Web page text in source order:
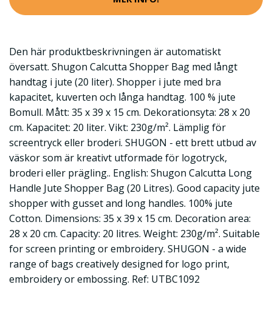
Den här produktbeskrivningen är automatiskt
översatt. Shugon Calcutta Shopper Bag med långt
handtag i jute (20 liter). Shopper i jute med bra
kapacitet, kuverten och långa handtag. 100 % jute
Bomull. Mått: 35 x 39 x 15 cm. Dekorationsyta: 28 x 20
cm. Kapacitet: 20 liter. Vikt: 230g/m². Lämplig för
screentryck eller broderi. SHUGON - ett brett utbud av
väskor som är kreativt utformade för logotryck,
broderi eller prägling.. English: Shugon Calcutta Long
Handle Jute Shopper Bag (20 Litres). Good capacity jute
shopper with gusset and long handles. 100% jute
Cotton. Dimensions: 35 x 39 x 15 cm. Decoration area:
28 x 20 cm. Capacity: 20 litres. Weight: 230g/m². Suitable
for screen printing or embroidery. SHUGON - a wide
range of bags creatively designed for logo print,
embroidery or embossing. Ref: UTBC1092